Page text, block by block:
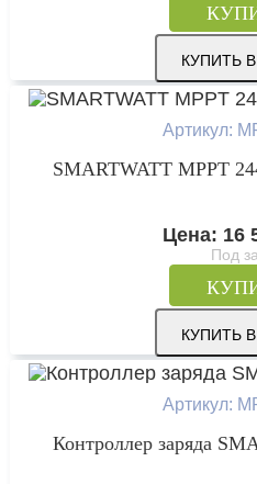
КУПИТЬ
Артикул:
SMARTWATT MPPT
Цена: 16
Под
КУПИТЬ
Артикул:
Контроллер заряда